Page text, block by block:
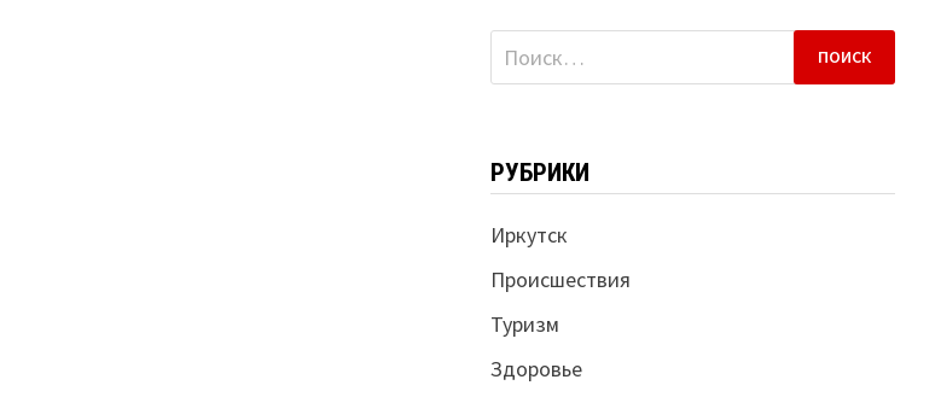
Найти:
РУБРИКИ
Иркутск
Происшествия
Туризм
Здоровье